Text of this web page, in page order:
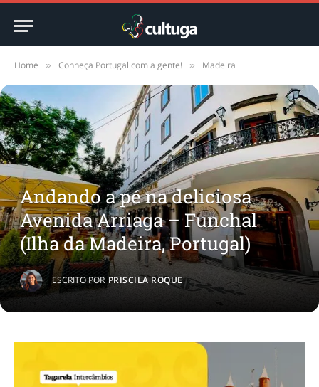
Home » Conheça Portugal com a gente! » Madeira
Andando a pé na deliciosa
Avenida Arriaga – Funchal
(Ilha da Madeira, Portugal)
ESCRITO POR PRISCILA ROQUE